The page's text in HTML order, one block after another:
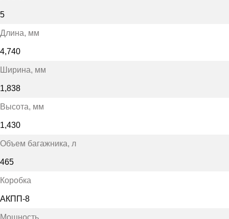
5
Длина, мм
4,740
Ширина, мм
1,838
Высота, мм
1,430
Объем багажника, л
465
Коробка
АКПП-8